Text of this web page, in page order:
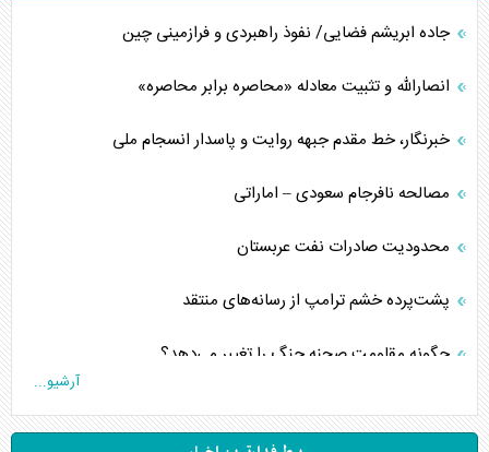
جاده ابریشم فضایی/ نفوذ راهبردی و فرازمینی چین
انصارالله و تثبیت معادله «محاصره برابر محاصره»
خبرنگار، خط مقدم جبهه روایت و پاسدار انسجام ملی
مصالحه نافرجام سعودی – اماراتی
محدودیت صادرات نفت عربستان
پشت‌پرده خشم ترامپ از رسانه‌های منتقد
چگونه مقاومت صحنه جنگ را تغییر می‌دهد؟
آرشیو...